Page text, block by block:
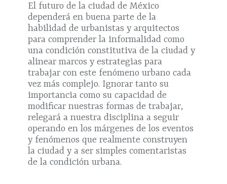
El futuro de la ciudad de México
dependerá en buena parte de la
habilidad de urbanistas y arquitectos
para comprender la informalidad como
una condición constitutiva de la ciudad y
alinear marcos y estrategias para
trabajar con este fenómeno urbano cada
vez más complejo. Ignorar tanto su
importancia como su capacidad de
modificar nuestras formas de trabajar,
relegará a nuestra disciplina a seguir
operando en los márgenes de los eventos
y fenómenos que realmente construyen
la ciudad y a ser simples comentaristas
de la condición urbana.